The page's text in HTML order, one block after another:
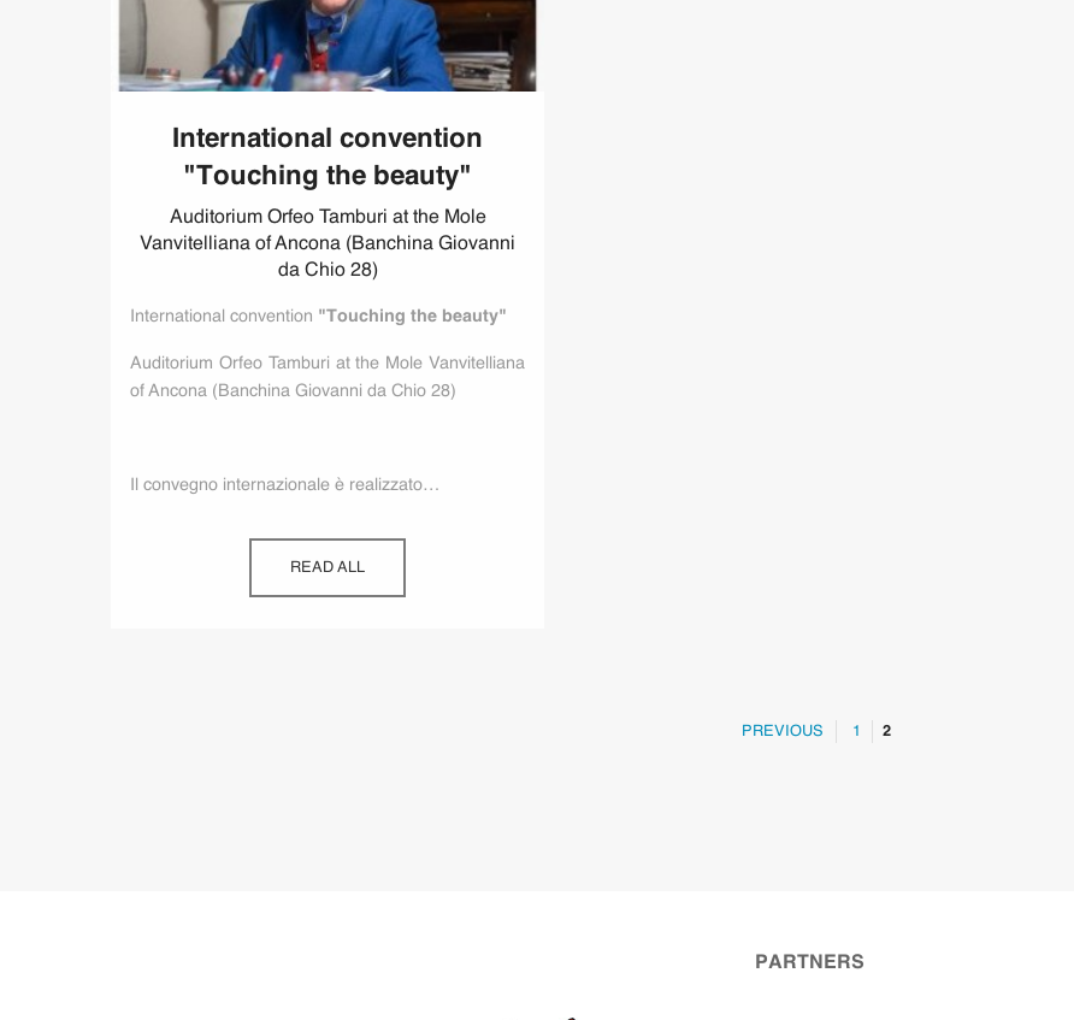
International convention
"Touching the beauty"
Auditorium Orfeo Tamburi at the Mole
Vanvitelliana of Ancona (Banchina Giovanni
da Chio 28)
International convention "Touching the beauty"
Auditorium Orfeo Tamburi at the Mole Vanvitelliana
of Ancona (Banchina Giovanni da Chio 28)
Il convegno internazionale è realizzato…
READ ALL
PREVIOUS 1 2
PARTNERS